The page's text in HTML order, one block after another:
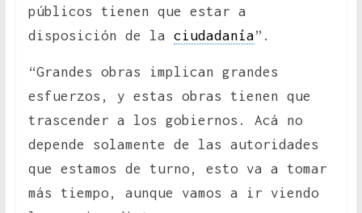
públicos tienen que estar a
disposición de la ciudadanía”.
“Grandes obras implican grandes
esfuerzos, y estas obras tienen que
trascender a los gobiernos. Acá no
depende solamente de las autoridades
que estamos de turno, esto va a tomar
más tiempo, aunque vamos a ir viendo